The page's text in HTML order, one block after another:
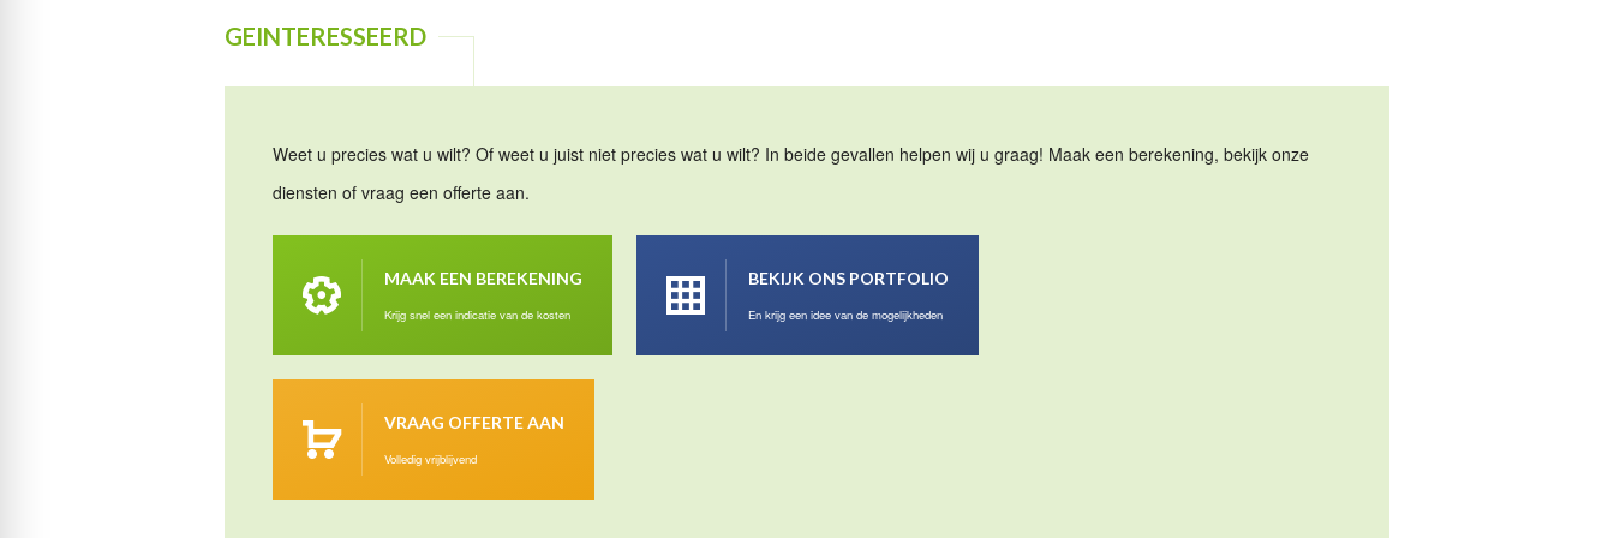
GEINTERESSEERD
Weet u precies wat u wilt? Of weet u juist niet precies wat u wilt? In beide gevallen helpen wij u graag! Maak een berekening, bekijk onze
diensten of vraag een offerte aan.
MAAK EEN BEREKENING
Krijg snel een indicatie van de kosten
BEKIJK ONS PORTFOLIO
En krijg een idee van de mogelijkheden
VRAAG OFFERTE AAN
Volledig vrijblijvend